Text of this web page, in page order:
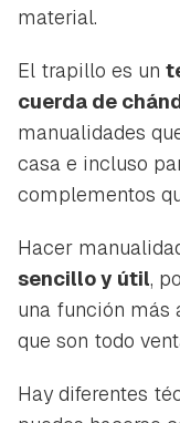
material.
El trapillo es un
cuerda de
manualidades
casa e incluso
complementos
Hacer
sencillo y útil,
una función más
que son todo
Hay diferentes